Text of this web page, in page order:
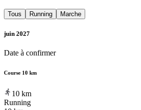
Tous Running Marche
juin 2027
Date à confirmer
Course 10 km
10 km
Running